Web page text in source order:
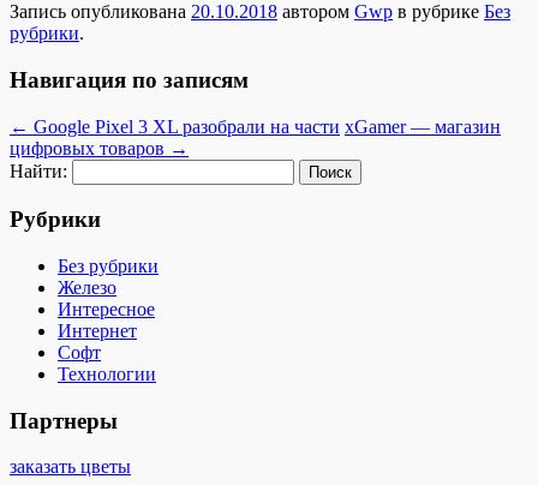
Запись опубликована 20.10.2018 автором Gwp в рубрике Без
рубрики.
Навигация по записям
← Google Pixel 3 XL разобрали на части xGamer — магазин
цифровых товаров →
Найти:
Рубрики
Без рубрики
Железо
Интересное
Интернет
Софт
Технологии
Партнеры
заказать цветы